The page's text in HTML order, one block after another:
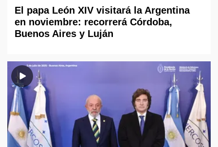
El papa León XIV visitará la Argentina
en noviembre: recorrerá Córdoba,
Buenos Aires y Luján